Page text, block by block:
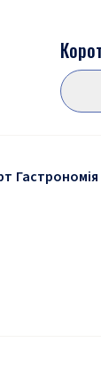
Гастрономія